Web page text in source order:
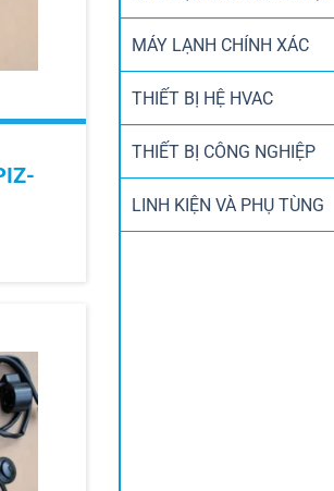
MÁY LẠNH CHÍNH XÁC
THIẾT BỊ HỆ HVAC
THIẾT BỊ CÔNG NGHIỆP
LINH KIỆN VÀ PHỤ TÙNG